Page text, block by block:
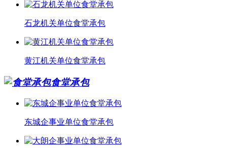
石龙机关单位食堂承包
黄江机关单位食堂承包
食堂承包
东城企事业单位食堂承包